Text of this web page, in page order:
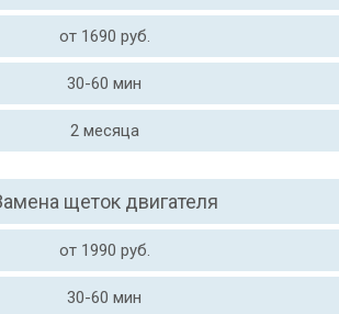
от 1690 руб.
30-60 мин
2 месяца
щеток двигателя
от 1990 руб.
30-60 мин